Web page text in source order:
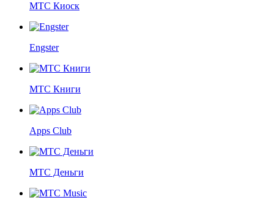
МТС Киоск
Engster
МТС Книги
Apps Club
МТС Деньги